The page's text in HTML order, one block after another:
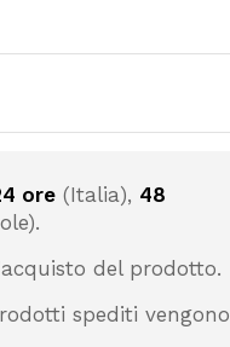
ore (Italia), 48
del prodotto.
spediti vengono